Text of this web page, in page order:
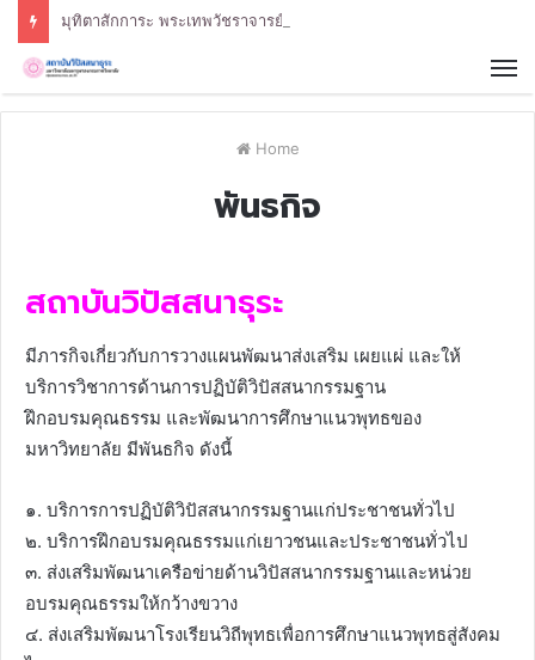
มุทิตาสักการะ พระเทพวัชราจารย์
Home
พันธกิจ
สถาบันวิปัสสนาธุระ
มีภารกิจเกี่ยวกับการวางแผนพัฒนาส่งเสริม เผยแผ่ และให้
บริการวิชาการด้านการปฏิบัติวิปัสสนากรรมฐาน
ฝึกอบรมคุณธรรม และพัฒนาการศึกษาแนวพุทธของ
มหาวิทยาลัย มีพันธกิจ ดังนี้
๑. บริการการปฏิบัติวิปัสสนากรรมฐานแก่ประชาชนทั่วไป
๒. บริการฝึกอบรมคุณธรรมแก่เยาวชนและประชาชนทั่วไป
๓. ส่งเสริมพัฒนาเครือข่ายด้านวิปัสสนากรรมฐานและหน่วย
อบรมคุณธรรมให้กว้างขวาง
๔. ส่งเสริมพัฒนาโรงเรียนวิถีพุทธเพื่อการศึกษาแนวพุทธสู่สังคม